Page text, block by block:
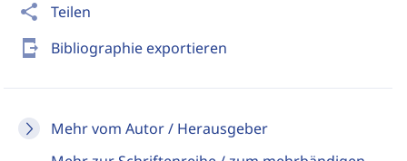
share Teilen
send_to_mobile Bibliographie exportieren
Mehr vom Autor / Herausgeber